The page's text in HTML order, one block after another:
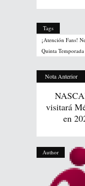
Tags
¡Atención Fans!
Quinta
Nota Anterior
visitará
en
Author